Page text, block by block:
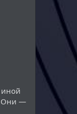
иной
Они —